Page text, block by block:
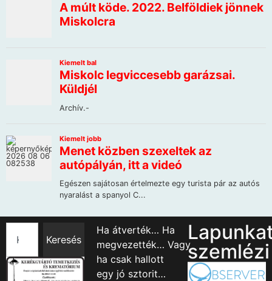
Keresés
Ha átverték… Ha
megvezették… Vagy
ha csak hallott
egy jó sztorit…
szemlézi